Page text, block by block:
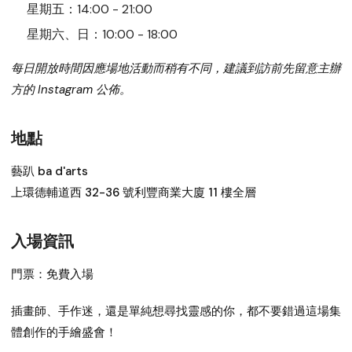
星期五：14:00 - 21:00
星期六、日：10:00 - 18:00
每日開放時間因應場地活動而稍有不同，建議到訪前先留意主辦
方的 Instagram 公佈。
地點
藝趴 ba d'arts
上環德輔道西 32-36 號利豐商業大廈 11 樓全層
入場資訊
門票： 免費入場
插畫師、手作迷，還是單純想尋找靈感的你，都不要錯過這場集
體創作的手繪盛會！